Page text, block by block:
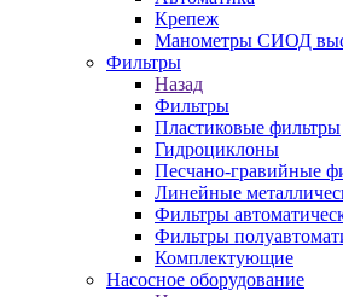
Крепеж
Манометры СИОД
Фильтры
Назад
Фильтры
Пластиковые фильтры
Гидроциклоны
Песчано-гравийные
Линейные
Фильтры
Фильтры
Комплектующие
Насосное оборудование